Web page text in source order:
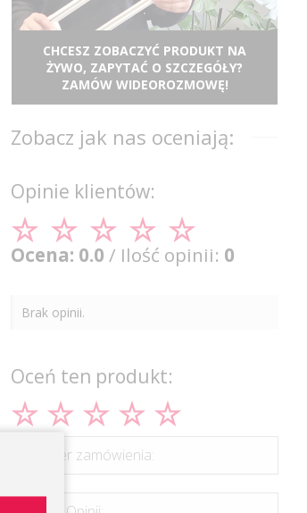
CHCESZ ZOBACZYĆ PRODUKT NA
ŻYWO, ZAPYTAĆ O SZCZEGÓŁY?
ZAMÓW WIDEOROZMOWĘ!
Zobacz jak nas oceniają:
Opinie klientów:
Ocena: 0.0 / Ilość opinii: 0
Brak opinii.
Oceń ten produkt:
*Numer zamówienia: